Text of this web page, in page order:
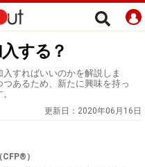
する？
すればいいのかを解説しま
あるため、新たに興味を持っ
更新日： 2020年06月16日
）